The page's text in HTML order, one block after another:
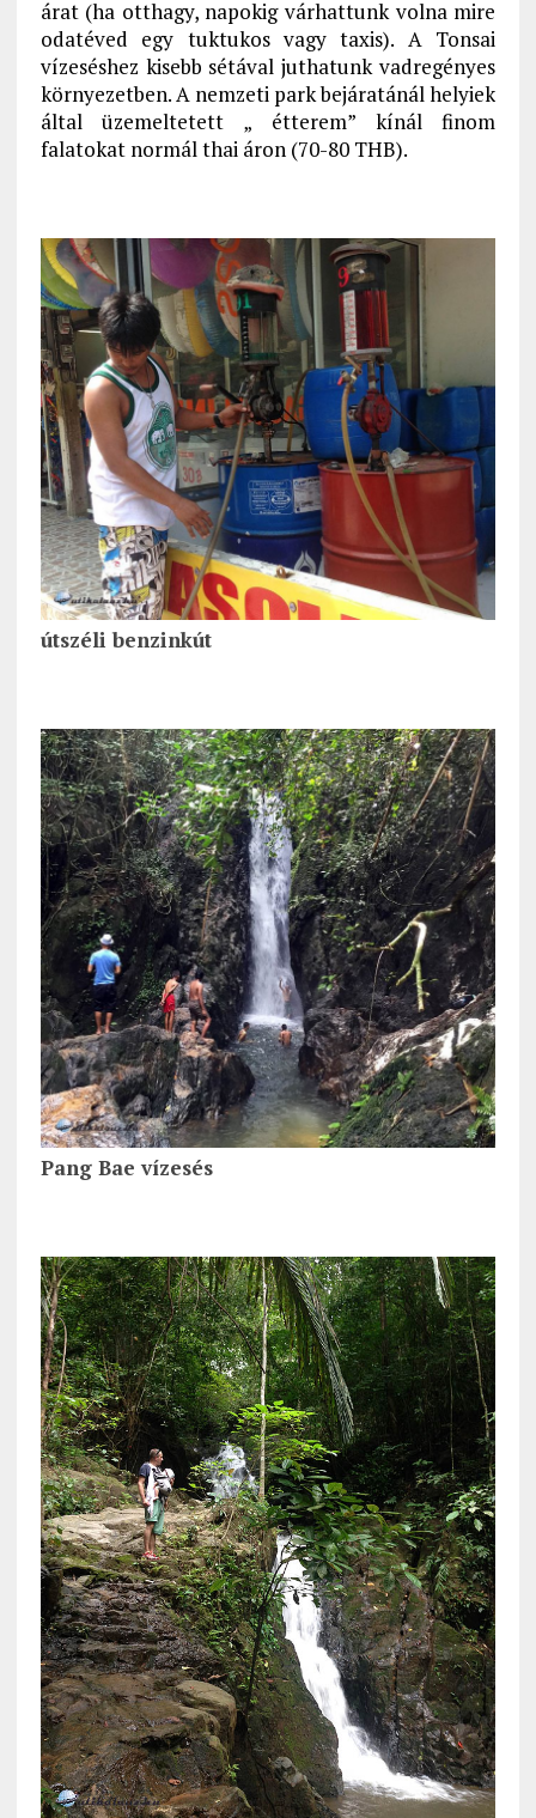
árat (ha otthagy, napokig várhattunk volna mire
odatéved egy tuktukos vagy taxis). A Tonsai
vízeséshez kisebb sétával juthatunk vadregényes
környezetben. A nemzeti park bejáratánál helyiek
által üzemeltetett „ étterem” kínál finom
falatokat normál thai áron (70-80 THB).
útszéli benzinkút
Pang Bae vízesés